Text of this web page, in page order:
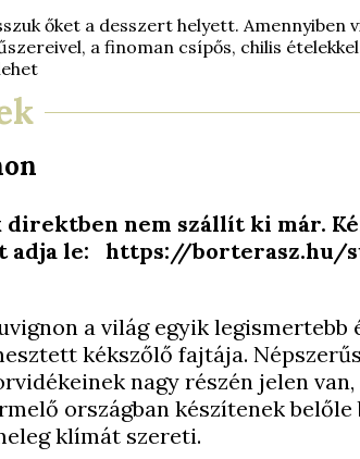
őket a desszert helyett. Amennyiben
a finoman csípős, chilis
direktben nem szállít ki már.
adja le: https://borterasz.hu/
a világ egyik legismertebb
kékszőlő fajtája.
nagy részén jelen van,
országban készítenek belőle
klímát szereti.